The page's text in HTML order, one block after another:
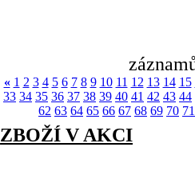
« 1 2 3 4 5 6 7 8 9 10 11 12 13 14 15
33 34 35 36 37 38 39 40 41 42 43 44
62 63 64 65 66 67 68 69 70 71
ZBOŽÍ V AKCI